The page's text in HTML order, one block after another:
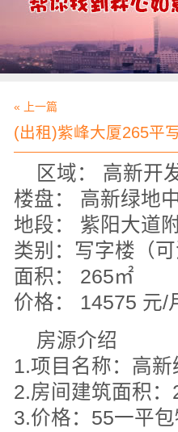
« 上一篇
(出租)紫峰大厦265平
区域： 高新开
楼盘： 高新绿地
地段： 紫阳大道
类别：写字楼（可
面积： 265㎡
价格： 14575 元/
房源介绍
1.项目名称：高新
2.房间建筑面积：
3.价格：55一平